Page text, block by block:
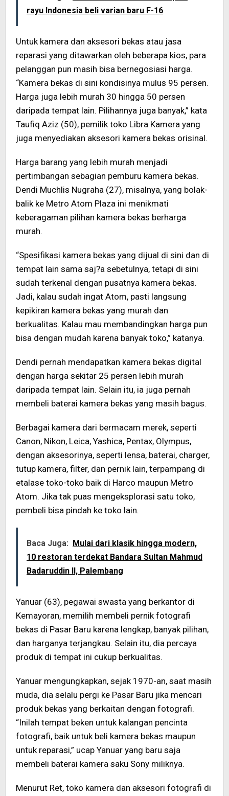
rayu Indonesia beli varian baru F-16
Untuk kamera dan aksesori bekas atau jasa
reparasi yang ditawarkan oleh beberapa kios, para
pelanggan pun masih bisa bernegosiasi harga.
“Kamera bekas di sini kondisinya mulus 95 persen.
Harga juga lebih murah 30 hingga 50 persen
daripada tempat lain. Pilihannya juga banyak,” kata
Taufiq Aziz (50), pemilik toko Libra Kamera yang
juga menyediakan aksesori kamera bekas orisinal.
Harga barang yang lebih murah menjadi
pertimbangan sebagian pemburu kamera bekas.
Dendi Muchlis Nugraha (27), misalnya, yang bolak-
balik ke Metro Atom Plaza ini menikmati
keberagaman pilihan kamera bekas berharga
murah.
“Spesifikasi kamera bekas yang dijual di sini dan di
tempat lain sama saj?a sebetulnya, tetapi di sini
sudah terkenal dengan pusatnya kamera bekas.
Jadi, kalau sudah ingat Atom, pasti langsung
kepikiran kamera bekas yang murah dan
berkualitas. Kalau mau membandingkan harga pun
bisa dengan mudah karena banyak toko,” katanya.
Dendi pernah mendapatkan kamera bekas digital
dengan harga sekitar 25 persen lebih murah
daripada tempat lain. Selain itu, ia juga pernah
membeli baterai kamera bekas yang masih bagus.
Berbagai kamera dari bermacam merek, seperti
Canon, Nikon, Leica, Yashica, Pentax, Olympus,
dengan aksesorinya, seperti lensa, baterai, charger,
tutup kamera, filter, dan pernik lain, terpampang di
etalase toko-toko baik di Harco maupun Metro
Atom. Jika tak puas mengeksplorasi satu toko,
pembeli bisa pindah ke toko lain.
Baca Juga: Mulai dari klasik hingga modern,
10 restoran terdekat Bandara Sultan Mahmud
Badaruddin II, Palembang
Yanuar (63), pegawai swasta yang berkantor di
Kemayoran, memilih membeli pernik fotografi
bekas di Pasar Baru karena lengkap, banyak pilihan,
dan harganya terjangkau. Selain itu, dia percaya
produk di tempat ini cukup berkualitas.
Yanuar mengungkapkan, sejak 1970-an, saat masih
muda, dia selalu pergi ke Pasar Baru jika mencari
produk bekas yang berkaitan dengan fotografi.
“Inilah tempat beken untuk kalangan pencinta
fotografi, baik untuk beli kamera bekas maupun
untuk reparasi,” ucap Yanuar yang baru saja
membeli baterai kamera saku Sony miliknya.
Menurut Ret, toko kamera dan aksesori fotografi di